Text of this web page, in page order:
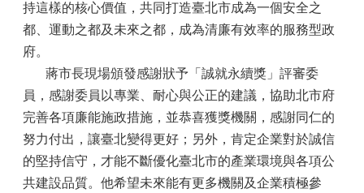
持這樣的核心價值，共同打造臺北市成為一個安全之
都、運動之都及未來之都，成為清廉有效率的服務型政
府。
蔣市長現場頒發感謝狀予「誠就永續獎」評審委
員，感謝委員以專業、耐心與公正的建議，協助北市府
完善各項廉能施政措施，並恭喜獲獎機關，感謝同仁的
努力付出，讓臺北變得更好；另外，肯定企業對於誠信
的堅持信守，才能不斷優化臺北市的產業環境與各項公
共建設品質。他希望未來能有更多機關及企業積極參